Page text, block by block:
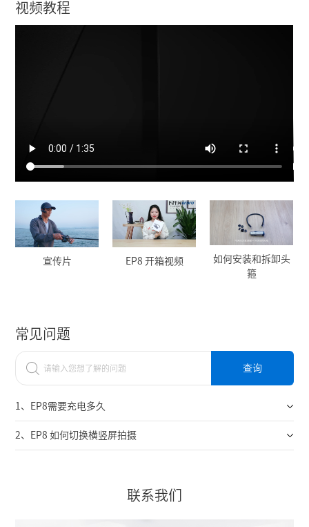
视频教程
宣传片 EP8 开箱视频
如何安装和拆卸头
箍
常见问题
查询
1、EP8需要充电多久
2、EP8 如何切换横竖屏拍摄
联系我们